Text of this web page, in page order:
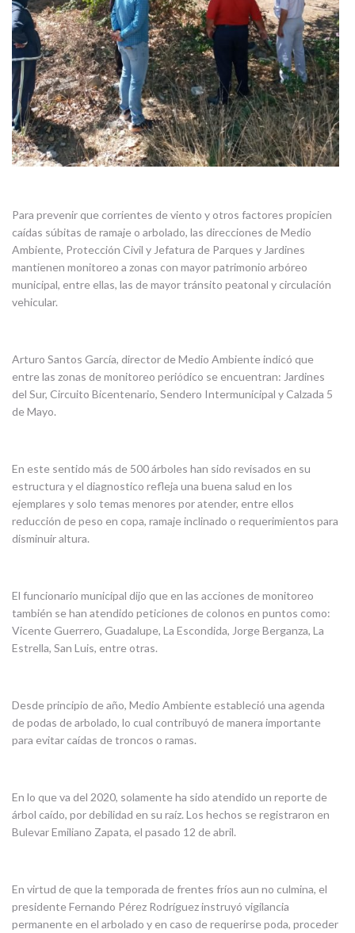
Para prevenir que corrientes de viento y otros factores propicien
caídas súbitas de ramaje o arbolado, las direcciones de Medio
Ambiente, Protección Civil y Jefatura de Parques y Jardines
mantienen monitoreo a zonas con mayor patrimonio arbóreo
municipal, entre ellas, las de mayor tránsito peatonal y circulación
vehicular.
Arturo Santos García, director de Medio Ambiente indicó que
entre las zonas de monitoreo periódico se encuentran: Jardines
del Sur, Circuito Bicentenario, Sendero Intermunicipal y Calzada 5
de Mayo.
En este sentido más de 500 árboles han sido revisados en su
estructura y el diagnostico refleja una buena salud en los
ejemplares y solo temas menores por atender, entre ellos
reducción de peso en copa, ramaje inclinado o requerimientos para
disminuir altura.
El funcionario municipal dijo que en las acciones de monitoreo
también se han atendido peticiones de colonos en puntos como:
Vicente Guerrero, Guadalupe, La Escondida, Jorge Berganza, La
Estrella, San Luis, entre otras.
Desde principio de año, Medio Ambiente estableció una agenda
de podas de arbolado, lo cual contribuyó de manera importante
para evitar caídas de troncos o ramas.
En lo que va del 2020, solamente ha sido atendido un reporte de
árbol caído, por debilidad en su raíz. Los hechos se registraron en
Bulevar Emiliano Zapata, el pasado 12 de abril.
En virtud de que la temporada de frentes fríos aun no culmina, el
presidente Fernando Pérez Rodríguez instruyó vigilancia
permanente en el arbolado y en caso de requerirse poda, proceder